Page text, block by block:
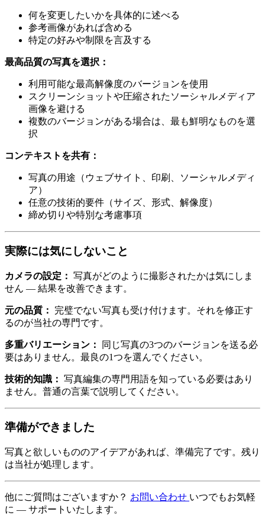
何を変更したいかを具体的に述べる
参考画像があれば含める
特定の好みや制限を言及する
最高品質の写真を選択：
利用可能な最高解像度のバージョンを使用
スクリーンショットや圧縮されたソーシャルメディア
画像を避ける
複数のバージョンがある場合は、最も鮮明なものを選
択
コンテキストを共有：
写真の用途（ウェブサイト、印刷、ソーシャルメディ
ア）
任意の技術的要件（サイズ、形式、解像度）
締め切りや特別な考慮事項
実際には気にしないこと
カメラの設定： 写真がどのように撮影されたかは気にしま
せん — 結果を改善できます。
元の品質：
完璧でない写真も受け付けます。それを修正す
るのが当社の専門です。
多重バリエーション：
同じ写真の3つのバージョンを送る必
要はありません。最良の1つを選んでください。
技術的知識： 写真編集の専門用語を知っている必要はあり
ません。普通の言葉で説明してください。
準備ができました
写真と欲しいもののアイデアがあれば、準備完了です。残り
は当社が処理します。
他にご質問はございますか？ お問い合わせ いつでもお気軽
に — サポートいたします。